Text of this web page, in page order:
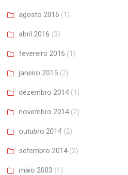
agosto 2016 (1)
abril 2016 (3)
fevereiro 2016 (1)
janeiro 2015 (2)
dezembro 2014(1)
novembro 2014(2)
outubro 2014(2)
setembro 2014(2)
maio 2003 (1)